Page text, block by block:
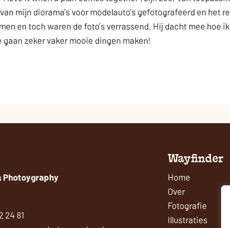
mijn diorama’s voor modelauto’s gefotografeerd en het
en toch waren de foto’s verrassend. Hij dacht mee hoe
zeker vaker mooie dingen maken!
Photoygraphy
24 81
Wayfinder
Home
Over
Fotografie
Illustraties